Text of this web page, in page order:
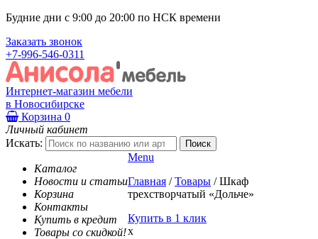
Будние дни с 9:00 до 20:00 по НСК времени
Заказать звонок
+7-996-546-0311
Интернет-магазин мебели
в Новосибирске
Корзина 0
Личный кабинет
Искать:
Каталог
Новости и статьи
Корзина
Контакты
Купить в кредит
Товары со скидкой!
Menu
Главная / Товары / Шкаф
трехстворчатый «Дольче»
Купить в 1 клик
x